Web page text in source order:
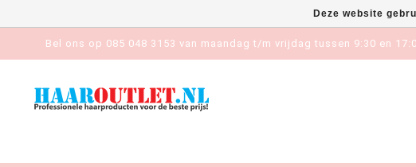
Bel ons op 085 048 3153 van maandag t/m vrijdag tussen 9:30 en
Deze website